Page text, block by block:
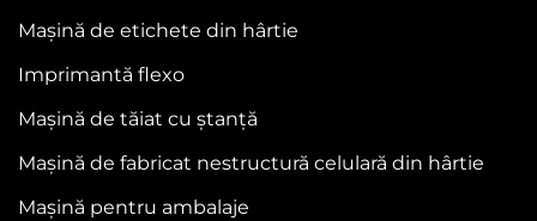
Mașină de etichete din hârtie
Imprimantă flexo
Mașină de tăiat cu ștanță
Mașină de fabricat nestructură celulară din hârtie
Mașină pentru ambalaje